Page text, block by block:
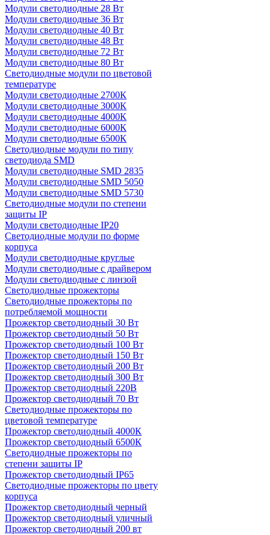
Модули светодиодные 28 Вт
Модули светодиодные 36 Вт
Модули светодиодные 40 Вт
Модули светодиодные 48 Вт
Модули светодиодные 72 Вт
Модули светодиодные 80 Вт
Светодиодные модули по цветовой
температуре
Модули светодиодные 2700К
Модули светодиодные 3000К
Модули светодиодные 4000К
Модули светодиодные 6000К
Модули светодиодные 6500К
Светодиодные модули по типу
светодиода SMD
Модули светодиодные SMD 2835
Модули светодиодные SMD 5050
Модули светодиодные SMD 5730
Светодиодные модули по степени
защиты IP
Модули светодиодные IP20
Светодиодные модули по форме
корпуса
Модули светодиодные круглые
Модули светодиодные с драйвером
Модули светодиодные с линзой
Светодиодные прожекторы
Светодиодные прожекторы по
потребляемой мощности
Прожектор светодиодный 30 Вт
Прожектор светодиодный 50 Вт
Прожектор светодиодный 100 Вт
Прожектор светодиодный 150 Вт
Прожектор светодиодный 200 Вт
Прожектор светодиодный 300 Вт
Прожектор светодиодный 220В
Прожектор светодиодный 70 Вт
Светодиодные прожекторы по
цветовой температуре
Прожектор светодиодный 4000К
Прожектор светодиодный 6500К
Светодиодные прожекторы по
степени защиты IP
Прожектор светодиодный IP65
Светодиодные прожекторы по цвету
корпуса
Прожектор светодиодный черный
Прожектор светодиодный уличный
Прожектор светодиодный 200 вт